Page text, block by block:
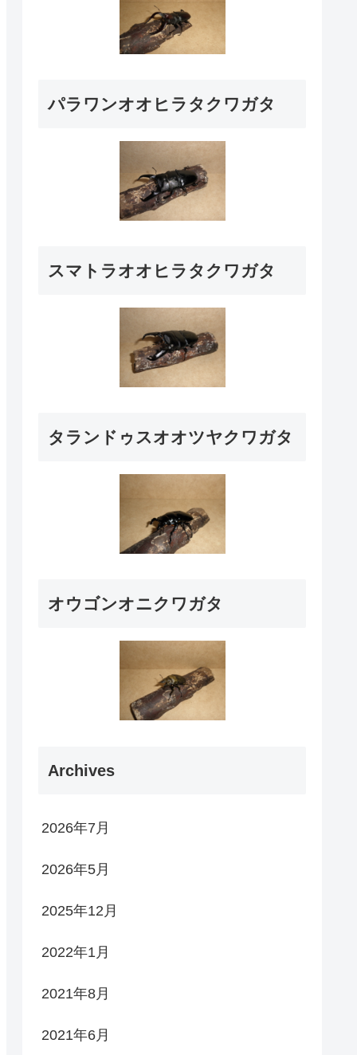
パラワンオオヒラタクワガタ
スマトラオオヒラタクワガタ
タランドゥスオオツヤクワガタ
オウゴンオニクワガタ
Archives
2026年7月
2026年5月
2025年12月
2022年1月
2021年8月
2021年6月